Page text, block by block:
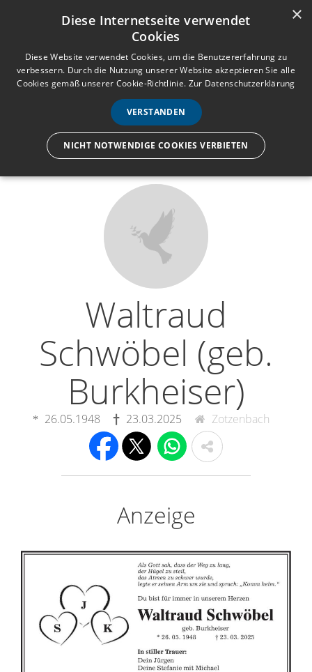
Anmelden Registrieren
e
n
ü
Wir lassen nur die Hand los,
Waltraud
Schwöbel (geb.
Burkheiser)
26.05.1948 23.03.2025 Zotzenbach
Anzeige
×
Diese Internetseite verwendet
Cookies
Diese Website verwendet Cookies, um die Benutzererfahrung zu
verbessern. Durch die Nutzung unserer Website akzeptieren Sie alle
Cookies gemäß unserer Cookie-Richtlinie. Zur Datenschutzerklärung
VERSTANDEN
NICHT NOTWENDIGE COOKIES VERBIETEN